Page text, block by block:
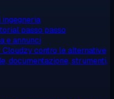
ingegneria
passo passo
e annunci
Cloudzy contro le alternative
documentazione, strumenti,